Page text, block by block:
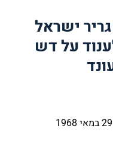
ישראל
על דש